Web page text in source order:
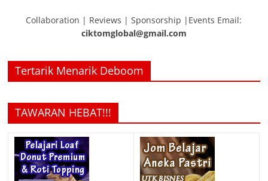
Collaboration | Reviews | Sponsorship |Events Email:
ciktomglobal@gmail.com
Tertarik Menarik Deboom
TAWARAN HEBAT!!!